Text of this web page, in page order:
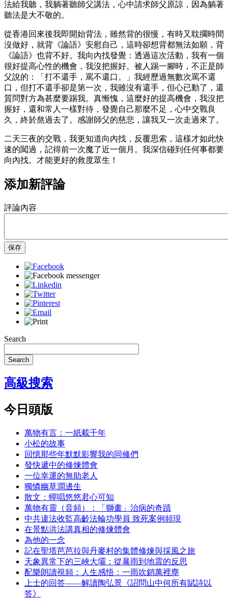
法給我聽，我躺著聽師父講法，心中請求師父原諒，因為躺著
聽法是大不敬的。
從香港回來後我即開始背法，雖然背的很慢，有時又耽擱時間
沒做好，就背《論語》安慰自己，這時卻想背都無法如願，背
《論語》也背不好。我向內找發覺：透過這次活動，我有一個
很好提高心性的機會，我沒把握好。被人踢一腳時，不正是師
父說的：「打不還手，罵不還口。」我經歷過無數次罵不還
口，但打不還手卻是第一次，我雖沒有還手，但心已動了，還
質問對方為甚麼要踢我。真慚愧，這麼好的提高機會，我沒把
握好，還和常人一樣對待，發覺自己那麼不足，心中交戰良
久，終於熬過去了。感謝師父的慈悲，讓我又一次走過來了。
二天三夜的交戰，我更知道向內找，反覆思索，這樣才如此快
速的闖過，記得前一次魔了近一個月。我深信碰到任何事都要
向內找。才能更好的救度眾生！
添加新評論
評論內容
保存
Search
Search
高級搜索
今日頭版
萬物有言：一紙載千年
小松的故事
回憶那些年默默影響我的同修們
發快遞中的修煉體會
一位幸運的無助老人
獨憐幽草澗邊生
散文：蟬唱悠悠君心可知
萬物有靈（音頻）：「獅畫」治病的奇蹟
中共違法收監高齡法輪功學員 致死案例頻現
在景點洪法講真相的修煉體會
為他的一念
記在聖塔芭芭拉與丹麥村的集體修煉與採風之旅
天象異常下的三峽大壩：從暴雨到地震的反思
配樂朗讀視頻：人生感悟：一雨吹銷萬裡塵
上士的回答——解讀陶弘景《詔問山中何所有賦詩以
答》